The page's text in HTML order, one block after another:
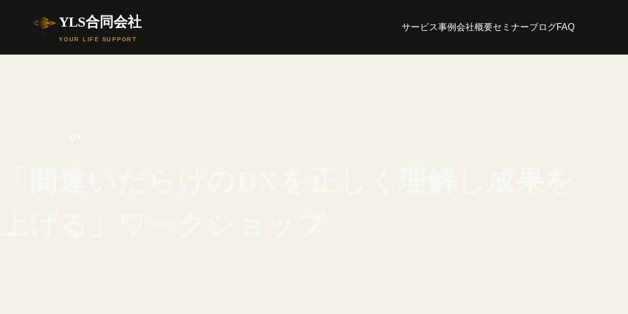
YLS合同会社
YOUR LIFE SUPPORT
サービス事例会社概要セミナーブログFAQ